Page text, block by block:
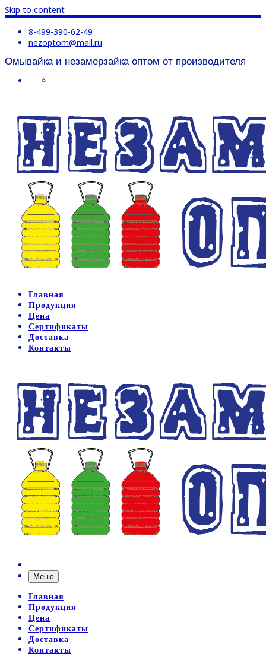
Skip to content
8-499-390-62-49
nezoptom@mail.ru
Омывайка и незамерзайка оптом от производителя
Главная
Продукция
Цена
Сертификаты
Доставка
Контакты
Меню
Главная
Продукция
Цена
Сертификаты
Доставка
Контакты